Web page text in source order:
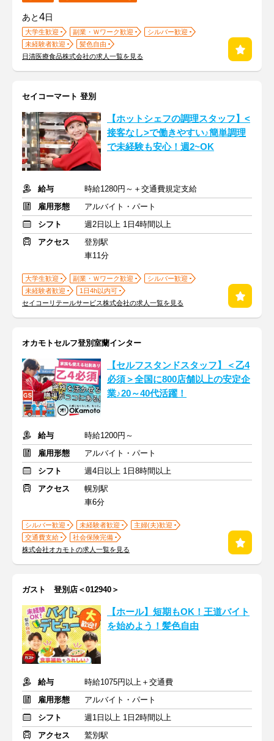
あと4日
大学生歓迎 副業・Ｗワーク歓迎
シルバー歓迎
未経験者歓迎
髪色自由
日清医療食品株式会社の求人一覧を見る
セイコーマート 登別
【ホットシェフの調理スタッフ】<
接客なし>で働きやすい♪簡単調理
で未経験も安心！週2~OK
給与
時給1280円～＋交通費規定支給
雇用形態
アルバイト・パート
シフト
週2日以上 1日4時間以上
アクセス
登別駅
車11分
大学生歓迎 副業・Ｗワーク歓迎
シルバー歓迎
未経験者歓迎
1日4h以内可
セイコーリテールサービス株式会社の求人一覧を見る
オカモトセルフ登別室蘭インター
【セルフスタンドスタッフ】＜乙4
必須＞全国に800店舗以上の安定企
業♪20～40代活躍！
給与
時給1200円～
雇用形態
アルバイト・パート
シフト
週4日以上 1日8時間以上
アクセス
幌別駅
車6分
シルバー歓迎 未経験者歓迎
主婦(夫)歓迎
交通費支給
社会保険完備
株式会社オカモトの求人一覧を見る
ガスト 登別店＜012940＞
【ホール】短期もOK！王道バイト
を始めよう！髪色自由
給与
時給1075円以上＋交通費
雇用形態
アルバイト・パート
シフト
週1日以上 1日2時間以上
アクセス
鷲別駅